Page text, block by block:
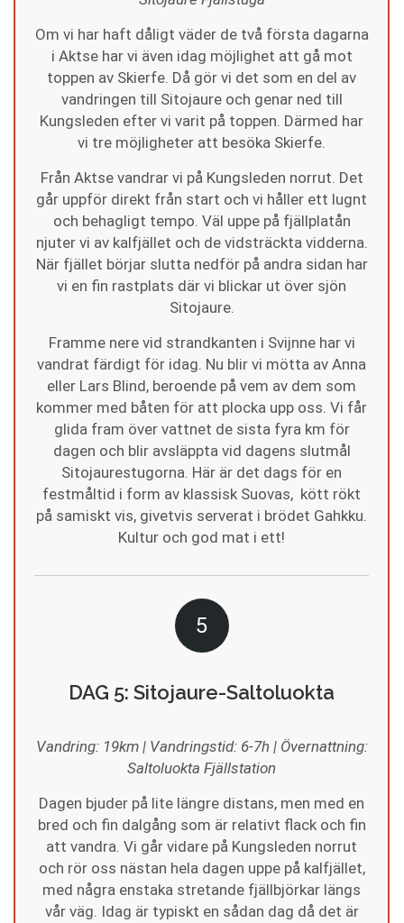
Om vi har haft dåligt väder de två första dagarna
i Aktse har vi även idag möjlighet att gå mot
toppen av Skierfe. Då gör vi det som en del av
vandringen till Sitojaure och genar ned till
Kungsleden efter vi varit på toppen. Därmed har
vi tre möjligheter att besöka Skierfe.
Från Aktse vandrar vi på Kungsleden norrut. Det
går uppför direkt från start och vi håller ett lugnt
och behagligt tempo. Väl uppe på fjällplatån
njuter vi av kalfjället och de vidsträckta vidderna.
När fjället börjar slutta nedför på andra sidan har
vi en fin rastplats där vi blickar ut över sjön
Sitojaure.
Framme nere vid strandkanten i Svijnne har vi
vandrat färdigt för idag. Nu blir vi mötta av Anna
eller Lars Blind, beroende på vem av dem som
kommer med båten för att plocka upp oss. Vi får
glida fram över vattnet de sista fyra km för
dagen och blir avsläppta vid dagens slutmål
Sitojaurestugorna. Här är det dags för en
festmåltid i form av klassisk Suovas, kött rökt
på samiskt vis, givetvis serverat i brödet Gahkku.
Kultur och god mat i ett!
5
DAG 5: Sitojaure-Saltoluokta
Vandring: 19km | Vandringstid: 6-7h | Övernattning:
Saltoluokta Fjällstation
Dagen bjuder på lite längre distans, men med en
bred och fin dalgång som är relativt flack och fin
att vandra. Vi går vidare på Kungsleden norrut
och rör oss nästan hela dagen uppe på kalfjället,
med några enstaka stretande fjällbjörkar längs
vår väg. Idag är typiskt en sådan dag då det är